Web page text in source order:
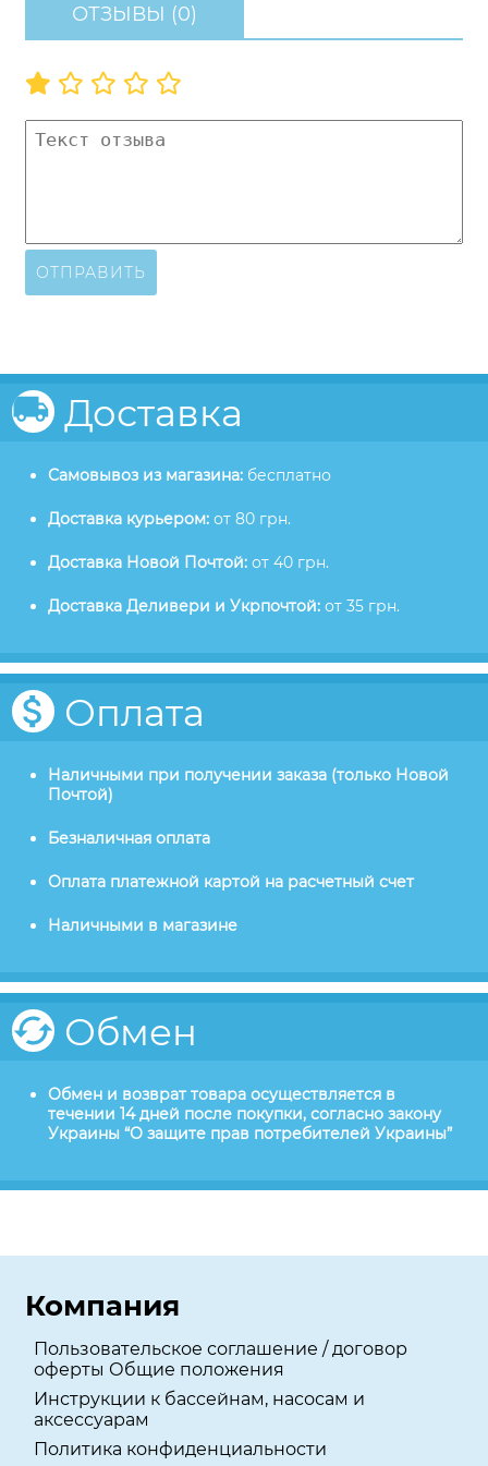
ОТЗЫВЫ (0)
ОТПРАВИТЬ
Доставка
Самовывоз из магазина: бесплатно
Доставка курьером: от 80 грн.
Доставка Новой Почтой: от 40 грн.
Доставка Деливери и Укрпочтой: от 35 грн.
Оплата
Наличными при получении заказа (только Новой
Почтой)
Безналичная оплата
Оплата платежной картой на расчетный счет
Наличными в магазине
Обмен
Обмен и возврат товара осуществляется в
течении 14 дней после покупки, согласно закону
Украины “О защите прав потребителей Украины”
Компания
Пользовательское соглашение / договор
оферты Общие положения
Инструкции к бассейнам, насосам и
аксессуарам
Политика конфиденциальности